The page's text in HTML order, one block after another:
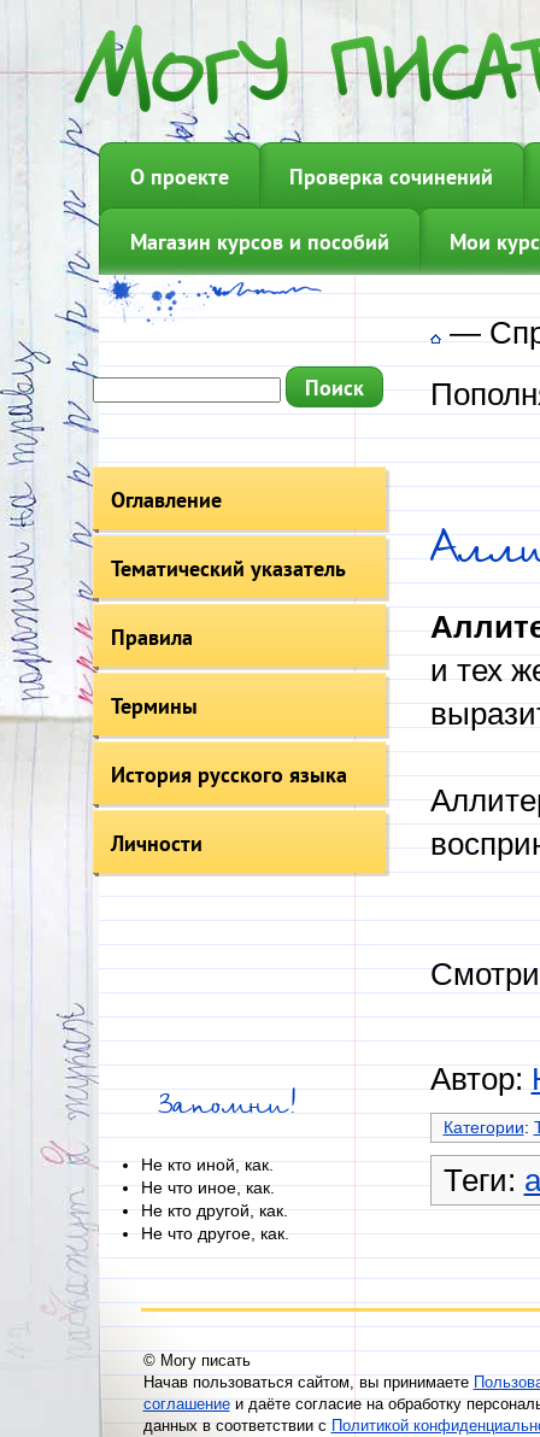
О проекте Проверка сочинений
Магазин курсов и пособий Мои
Оглавление
Тематический указатель
Правила
Термины
История русского языка
Личности
Запомни!
Не кто иной, как.
Не что иное, как.
Не кто другой, как.
Не что другое, как.
—
и тех
Автор:
Категории:
Теги:
© Могу писать
Начав пользоваться сайтом, вы принимаете
соглашениеи даёте согласие на обработку
данных в соответствии сПолитикой